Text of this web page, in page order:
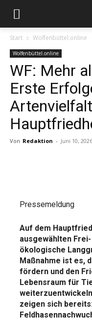
Start Wolfenbüttel.online
Wolfenbüttel.online
WF: Mehr
Erste
Von Redaktion - Juni 10, 2026
Pressemeldung
Auf dem
ausgewählten
ökologische
Maßnahme ist es,
fördern und den
Lebensraum für
zeigen sich